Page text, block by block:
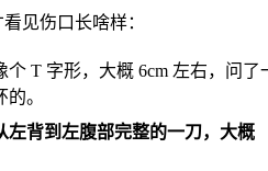
见伤口长啥样：
个 T 字形，大概 6cm 左右，问了
。
左背到左腹部完整的一刀，大概